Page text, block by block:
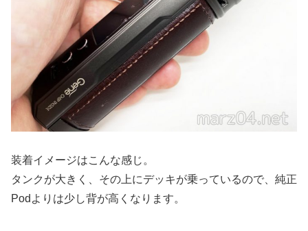
装着イメージはこんな感じ。
タンクが大きく、その上にデッキが乗っているので、純正
Podよりは少し背が高くなります。